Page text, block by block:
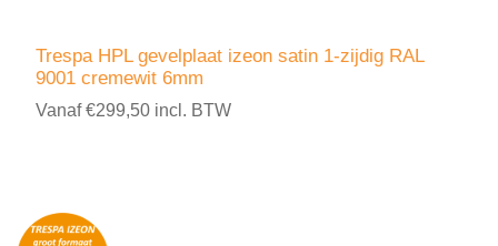
Trespa HPL gevelplaat izeon satin 1-zijdig RAL
9001 cremewit 6mm
Vanaf €299,50 incl. BTW